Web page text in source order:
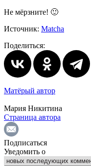
Не мёрзните! 🙂
Источник: Matcha
Поделиться:
Матёрый автор
Мария Никитина
Страница автора
Подписаться
Уведомить о